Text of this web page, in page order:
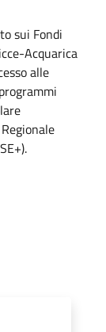
sui Fondi
Acquarica
alle